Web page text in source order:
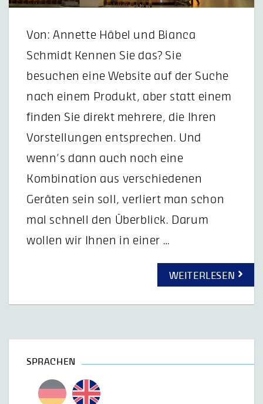
Von: Annette Häbel und Bianca
Schmidt Kennen Sie das? Sie
besuchen eine Website auf der Suche
nach einem Produkt, aber statt einem
finden Sie direkt mehrere, die Ihren
Vorstellungen entsprechen. Und
wenn’s dann auch noch eine
Kombination aus verschiedenen
Geräten sein soll, verliert man schon
mal schnell den Überblick. Darum
wollen wir Ihnen in einer …
WEITERLESEN
SPRACHEN